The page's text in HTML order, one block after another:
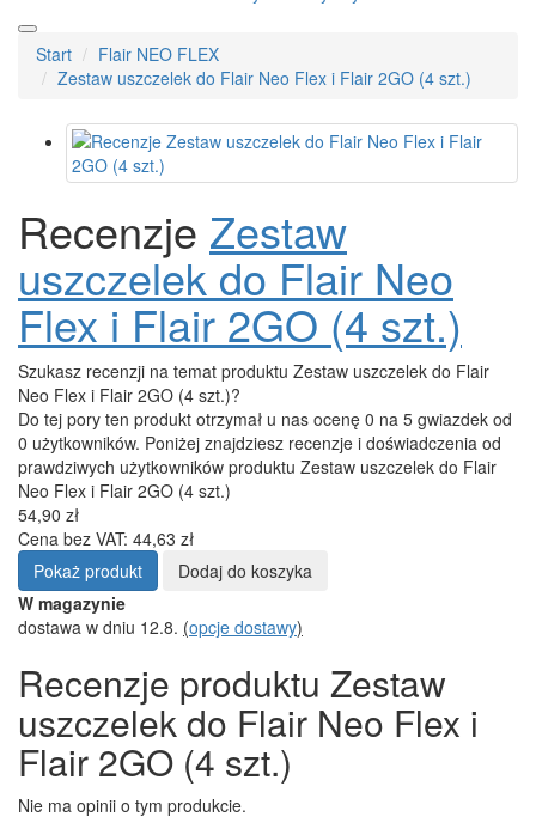
Start
Flair NEO FLEX
Zestaw uszczelek do Flair Neo Flex i Flair 2GO (4 szt.)
Recenzje Zestaw
uszczelek do Flair Neo
Flex i Flair 2GO (4 szt.)
Szukasz recenzji na temat produktu Zestaw uszczelek do Flair
Neo Flex i Flair 2GO (4 szt.)?
Do tej pory ten produkt otrzymał u nas ocenę 0 na 5 gwiazdek od
0 użytkowników. Poniżej znajdziesz recenzje i doświadczenia od
prawdziwych użytkowników produktu Zestaw uszczelek do Flair
Neo Flex i Flair 2GO (4 szt.)
54,90 zł
Cena bez VAT: 44,63 zł
Pokaż produkt
Dodaj do koszyka
W magazynie
dostawa w dniu 12.8. (opcje dostawy)
Recenzje produktu Zestaw
uszczelek do Flair Neo Flex i
Flair 2GO (4 szt.)
Nie ma opinii o tym produkcie.